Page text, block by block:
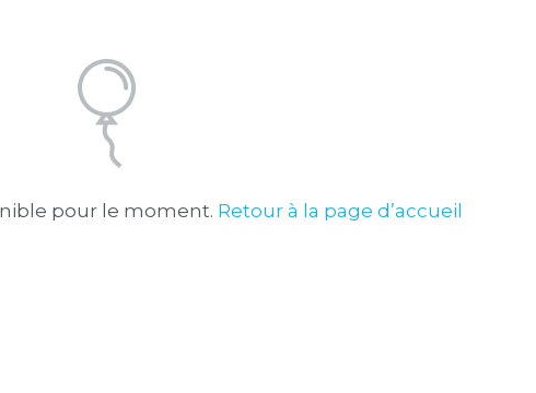
pour le moment. Retour à la page d’accueil